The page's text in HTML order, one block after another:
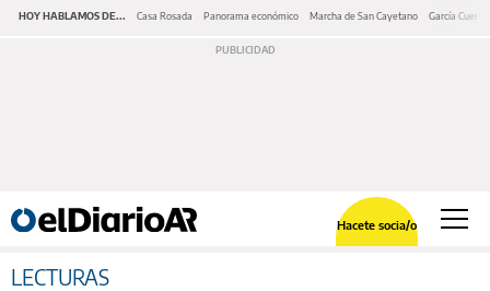
HOY HABLAMOS DE... Casa Rosada Panorama económico Marcha de San Cayetano García Cuerva
Hacete socia/o
LECTURAS